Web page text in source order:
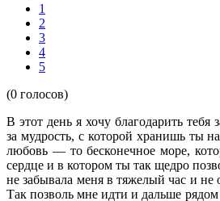
1
2
3
4
5
(0 голосов)
В этот день я хочу благодарить тебя
за мудрость, с которой хранишь ты
любовь — то бесконечное море,
сердце и в котором ты так щедро
не забывала меня в тяжелый час и не
Так позволь мне идти и дальше